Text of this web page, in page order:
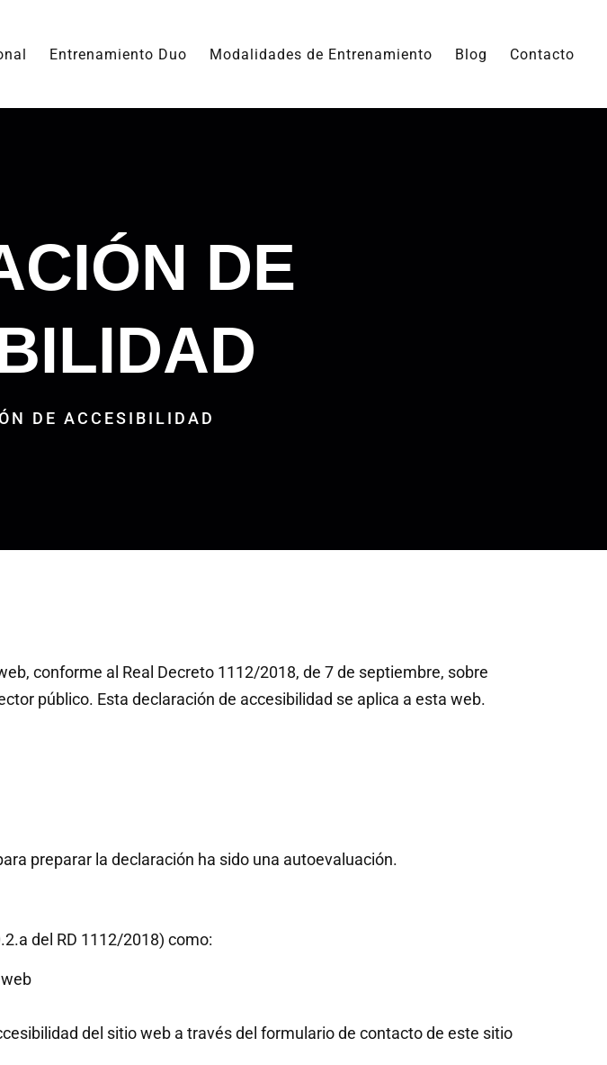
Entrenamiento Duo Modalidades de Entrenamiento Blog Contacto
DE
DE ACCESIBILIDAD
conforme al Real Decreto 1112/2018, de 7 de septiembre, sobre
público. Esta declaración de accesibilidad se aplica a esta web.
preparar la declaración ha sido una autoevaluación.
del RD 1112/2018) como:
del sitio web a través del formulario de contacto de este sitio